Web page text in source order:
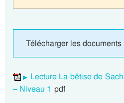
Télécharger les documents
Lecture La bêtise de
– Niveau 1 pdf